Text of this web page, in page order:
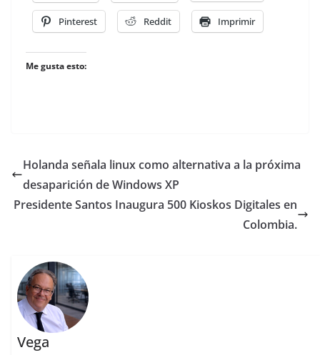
Pinterest Reddit Imprimir
Me gusta esto:
Holanda señala linux como alternativa a la próxima
desaparición de Windows XP
Presidente Santos Inaugura 500 Kioskos Digitales en
Colombia.
Vega